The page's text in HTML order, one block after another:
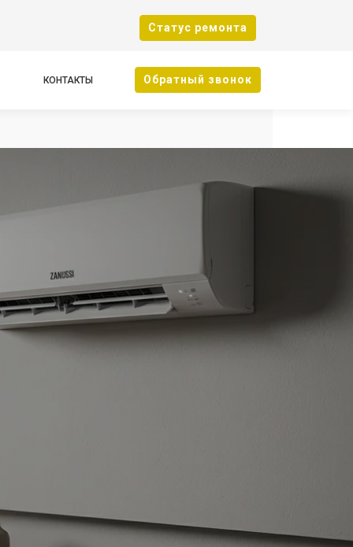
Cтатус ремонта
КОНТАКТЫ Oбратный звонок